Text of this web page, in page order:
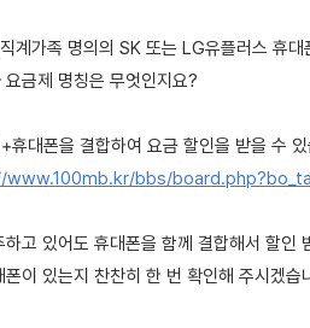
계가족 명의의 SK 또는 LG유플러스 휴대
금제 명칭은 무엇인지요?
휴대폰을 결합하여 요금 할인을 받을 수
bbs/
고 있어도 휴대폰을 함께 결합해서 할인
이 있는지 찬찬히 한 번 확인해 주시겠습